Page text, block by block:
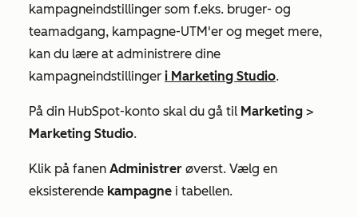
kampagneindstillinger som f.eks. bruger- og
teamadgang, kampagne-UTM'er og meget mere,
kan du lære at administrere dine
kampagneindstillinger i Marketing Studio.
På din HubSpot-konto skal du gå til Marketing >
Marketing Studio.
Klik på fanen Administrer øverst. Vælg en
eksisterende kampagne i tabellen.